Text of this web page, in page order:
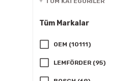
Tüm Markalar
OEM (10111)
LEMFÖRDER (95)